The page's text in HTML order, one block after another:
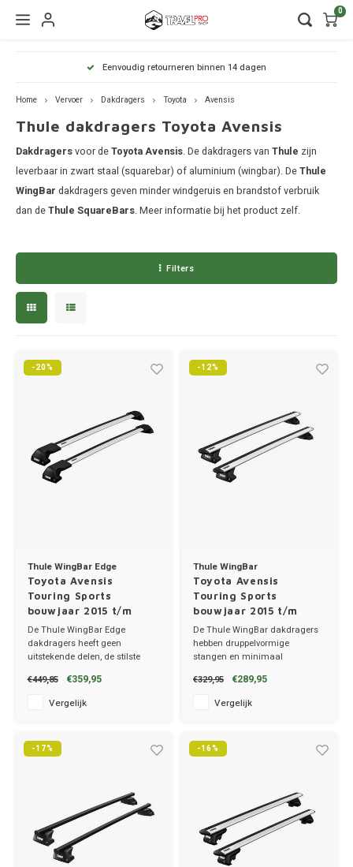
Hoofdmenu / vervoer
Dakdragers
Alfa
BYD
Infiniti
Daktenten
Trekhaakkoffers
PickUp rek
Hoofdmenu / tassen
Wandelrugzakken
Camera tassen
Drinkrugtassen
Duffel
Duffel
Kinderdragers
Laptoptassen
Trolleys
Accessoires voor bij de tas
Dakkoffertassen
Hoofdmenu / fietsen
Fietsendragers
Fietskarren
Fietskar accessoires
Fietszitjes
Hoofdmenu / wintersport
Skibox
Ski en snowboarddragers
Skitassen
Hoofdmenu / watersport
Sup dragers
Surfboard dragers
Kajak en kanodragers
Hoofdmenu / onderdelen
Dakdrager onderdelen
Dakkoffers onderdelen
Fietsendrager onderdelen
Frameklemmen
0
Eenvoudig retourneren binnen 14 dagen
Home Vervoer Dakdragers Toyota Avensis
Thule dakdragers Toyota Avensis
Dakdragersvoor deToyota Avensis. De dakdragers van Thule zijn
leverbaar in zwart staal (squarebar) of aluminium (wingbar). DeThule
WingBar dakdragers geven minder windgeruis en brandstof verbruik
dan deThule SquareBars. Meer informatie bij het product zelf.
Filters
-20%
Thule WingBar Edge
Toyota Avensis
Touring Sports
bouwjaar 2015 t/m
2019 | met
montagepunten in de
sierrailing
De Thule WingBar Edge
dakdragers heeft geen
uitstekende delen, de stilste
✔ set van 2 dragers
✔ stang breedte 8cm
€449,85 €359,95
Vergelijk
-12%
Thule WingBar
Toyota Avensis
Touring Sports
bouwjaar 2015 t/m
2019 | met
montagepunten in de
sierrailing
De Thule WingBar dakdragers
hebben druppelvormige
stangen en minimaal
✔ set van 2 dragers
✔ stang breedte 8cm
€329,95 €289,95
Vergelijk
-17% -16%